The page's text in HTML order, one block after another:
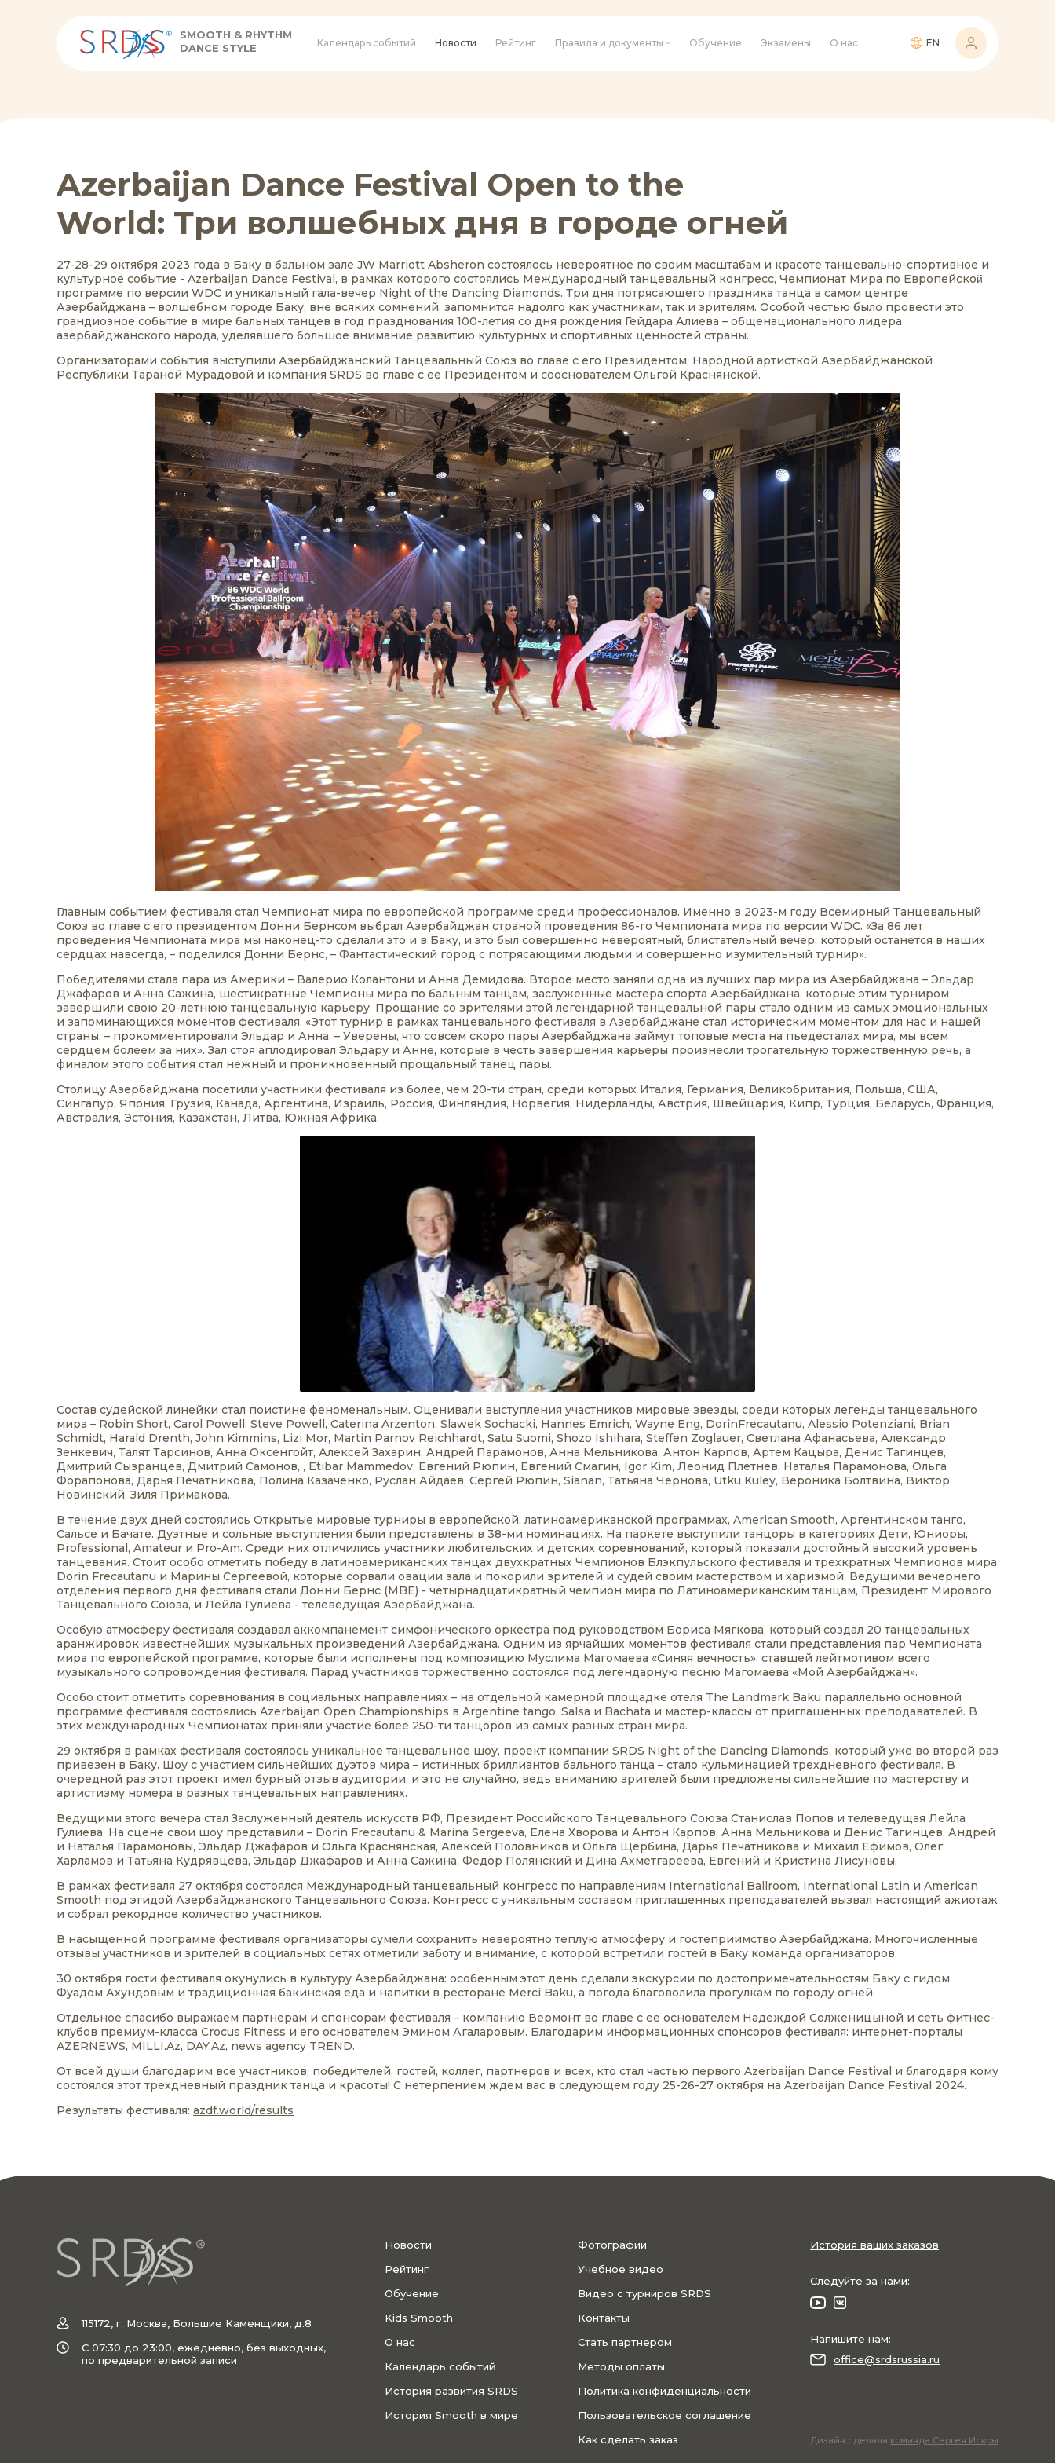
SMOOTH & RHYTHM
DANCE STYLE
EN
Календарь событий Новости Рейтинг Правила и документы Обучение Экзамены О нас
Azerbaijan Dance Festival Open to the
World: Три волшебных дня в городе огней
27-28-29 октября 2023 года в Баку в бальном зале JW Marriott Absheron состоялось невероятное по своим масштабам и красоте танцевально-спортивное и
культурное событие - Azerbaijan Dance Festival, в рамках которого состоялись Международный танцевальный конгресс, Чемпионат Мира по Европейской̆
программе по версии WDC и уникальный гала-вечер Night of the Dancing Diamonds. Три дня потрясающего праздника танца в самом центре
Азербайджана – волшебном городе Баку, вне всяких сомнений, запомнится надолго как участникам, так и зрителям. Особой честью было провести это
грандиозное событие в мире бальных танцев в год празднования 100-летия со дня рождения Гейдара Алиева – общенационального лидера
азербайджанского народа, уделявшего большое внимание развитию культурных и спортивных ценностей страны.
Организаторами события выступили Азербайджанский Танцевальный Союз во главе с его Президентом, Народной артисткой Азербайджанской
Республики Тараной Мурадовой и компания SRDS во главе с ее Президентом и сооснователем Ольгой Краснянской.
Главным событием фестиваля стал Чемпионат мира по европейской программе среди профессионалов. Именно в 2023-м году Всемирный Танцевальный
Союз во главе с его президентом Донни Бернсом выбрал Азербайджан страной проведения 86-го Чемпионата мира по версии WDC. «За 86 лет
проведения Чемпионата мира мы наконец-то сделали это и в Баку, и это был совершенно невероятный, блистательный вечер, который останется в наших
сердцах навсегда, – поделился Донни Бернс, – Фантастический город с потрясающими людьми и совершенно изумительный турнир».
Победителями стала пара из Америки – Валерио Колантони и Анна Демидова. Второе место заняли одна из лучших пар мира из Азербайджана – Эльдар
Джафаров и Анна Сажина, шестикратные Чемпионы мира по бальным танцам, заслуженные мастера спорта Азербайджана, которые этим турниром
завершили свою 20-летнюю танцевальную карьеру. Прощание со зрителями этой легендарной танцевальной пары стало одним из самых эмоциональных
и запоминающихся моментов фестиваля. «Этот турнир в рамках танцевального фестиваля в Азербайджане стал историческим моментом для нас и нашей
страны, – прокомментировали Эльдар и Анна, – Уверены, что совсем скоро пары Азербайджана займут топовые места на пьедесталах мира, мы всем
сердцем болеем за них». Зал стоя аплодировал Эльдару и Анне, которые в честь завершения карьеры произнесли трогательную торжественную речь, а
финалом этого события стал нежный и проникновенный прощальный танец пары.
Столицу Азербайджана посетили участники фестиваля из более, чем 20-ти стран, среди которых Италия, Германия, Великобритания, Польша, США,
Сингапур, Япония, Грузия, Канада, Аргентина, Израиль, Россия, Финляндия, Норвегия, Нидерланды, Австрия, Швейцария, Кипр, Турция, Беларусь, Франция,
Австралия, Эстония, Казахстан, Литва, Южная Африка.
Состав судейской линейки стал поистине феноменальным. Оценивали выступления участников мировые звезды, среди которых легенды танцевального
мира – Robin Short, Carol Powell, Steve Powell, Caterina Arzenton, Slawek Sochacki, Hannes Emrich, Wayne Eng, DorinFrecautanu, Alessio Potenziani, Brian
Schmidt, Harald Drenth, John Kimmins, Lizi Mor, Martin Parnov Reichhardt, Satu Suomi, Shozo Ishihara, Steffen Zoglauer, Светлана Афанасьева, Александр
Зенкевич, Талят Тарсинов, Анна Оксенгойт, Алексей Захарин, Андрей Парамонов, Анна Мельникова, Антон Карпов, Артем Кацыра, Денис Тагинцев,
Дмитрий Сызранцев, Дмитрий Самонов, , Etibar Mammedov, Евгений Рюпин, Евгений Смагин, Igor Kim, Леонид Плетнев, Наталья Парамонова, Ольга
Форапонова, Дарья Печатникова, Полина Казаченко, Руслан Айдаев, Сергей Рюпин, Sianan, Татьяна Чернова, Utku Kuley, Вероника Болтвина, Виктор
Новинский, Зиля Примакова.
В течение двух дней состоялись Открытые мировые турниры в европейской, латиноамериканской программах, American Smooth, Аргентинском танго,
Сальсе и Бачате. Дуэтные и сольные выступления были представлены в 38-ми номинациях. На паркете выступили танцоры в категориях Дети, Юниоры,
Professional, Amateur и Pro-Am. Среди них отличились участники любительских и детских соревнований, который показали достойный высокий уровень
танцевания. Стоит особо отметить победу в латиноамериканских танцах двухкратных Чемпионов Блэкпульского фестиваля и трехкратных Чемпионов мира
Dorin Frecautanu и Марины Сергеевой, которые сорвали овации зала и покорили зрителей и судей своим мастерством и харизмой. Ведущими вечернего
отделения первого дня фестиваля стали Донни Бернс (MBE) - четырнадцатикратный чемпион мира по Латиноамериканским танцам, Президент Мирового
Танцевального Союза, и Лейла Гулиева - телеведущая Азербайджана.
Особую атмосферу фестиваля создавал аккомпанемент симфонического оркестра под руководством Бориса Мягкова, который создал 20 танцевальных
аранжировок известнейших музыкальных произведений Азербайджана. Одним из ярчайших моментов фестиваля стали представления пар Чемпионата
мира по европейской программе, которые были исполнены под композицию Муслима Магомаева «Синяя вечность», ставшей лейтмотивом всего
музыкального сопровождения фестиваля. Парад участников торжественно состоялся под легендарную песню Магомаева «Мой Азербайджан».
Особо стоит отметить соревнования в социальных направлениях – на отдельной камерной площадке отеля The Landmark Baku параллельно основной
программе фестиваля состоялись Azerbaijan Open Championships в Argentine tango, Salsa и Bachata и мастер-классы от приглашенных преподавателей. В
этих международных Чемпионатах приняли участие более 250-ти танцоров из самых разных стран мира.
29 октября в рамках фестиваля состоялось уникальное танцевальное шоу, проект компании SRDS Night of the Dancing Diamonds, который уже во второй раз
привезен в Баку. Шоу с участием сильнейших дуэтов мира – истинных бриллиантов бального танца – стало кульминацией трехдневного фестиваля. В
очередной раз этот проект имел бурный отзыв аудитории, и это не случайно, ведь вниманию зрителей были предложены сильнейшие по мастерству и
артистизму номера в разных танцевальных направлениях.
Ведущими этого вечера стал Заслуженный деятель искусств РФ, Президент Российского Танцевального Союза Станислав Попов и телеведущая Лейла
Гулиева. На сцене свои шоу представили – Dorin Frecautanu & Marina Sergeeva, Елена Хворова и Антон Карпов, Анна Мельникова и Денис Тагинцев, Андрей
и Наталья Парамоновы, Эльдар Джафаров и Ольга Краснянская, Алексей Половников и Ольга Щербина, Дарья Печатникова и Михаил Ефимов, Олег
Харламов и Татьяна Кудрявцева, Эльдар Джафаров и Анна Сажина, Федор Полянский и Дина Ахметгареева, Евгений и Кристина Лисуновы,
В рамках фестиваля 27 октября состоялся Международный танцевальный конгресс по направлениям International Ballroom, International Latin и American
Smooth под эгидой Азербайджанского Танцевального Союза. Конгресс с уникальным составом приглашенных преподавателей вызвал настоящий ажиотаж
и собрал рекордное количество участников.
В насыщенной программе фестиваля организаторы сумели сохранить невероятно теплую атмосферу и гостеприимство Азербайджана. Многочисленные
отзывы участников и зрителей в социальных сетях отметили заботу и внимание, с которой встретили гостей в Баку команда организаторов.
30 октября гости фестиваля окунулись в культуру Азербайджана: особенным этот день сделали экскурсии по достопримечательностям Баку с гидом
Фуадом Ахундовым и традиционная бакинская еда и напитки в ресторане Merci Baku, а погода благоволила прогулкам по городу огней.
Отдельное спасибо выражаем партнерам и спонсорам фестиваля – компанию Вермонт во главе с ее основателем Надеждой Солженицыной и сеть фитнес-
клубов премиум-класса Crocus Fitness и его основателем Эмином Агаларовым. Благодарим информационных спонсоров фестиваля: интернет-порталы
AZERNEWS, MILLI.Az, DAY.Az, news agency TREND.
От всей души благодарим все участников, победителей, гостей, коллег, партнеров и всех, кто стал частью первого Azerbaijan Dance Festival и благодаря кому
состоялся этот трехдневный праздник танца и красоты! С нетерпением ждем вас в следующем году 25-26-27 октября на Azerbaijan Dance Festival 2024.
Результаты фестиваля: azdf.world/results
115172, г. Москва, Большие Каменщики, д.8
C 07:30 до 23:00, ежедневно, без выходных,
по предварительной записи
Новости
Рейтинг
Обучение
Kids Smooth
О нас
Календарь событий
История развития SRDS
История Smooth в мире
Фотографии
Учебное видео
Видео с турниров SRDS
Контакты
Стать партнером
Методы оплаты
Политика конфиденциальности
Пользовательское соглашение
Как сделать заказ
История ваших заказов
Следуйте за нами:
Напишите нам:
office@srdsrussia.ru
Дизайн сделала команда Сергея Искры